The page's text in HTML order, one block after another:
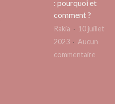
sa
?
: pourquoi et
comment ?
Rakia
10 juillet
2023
Aucun
commentaire